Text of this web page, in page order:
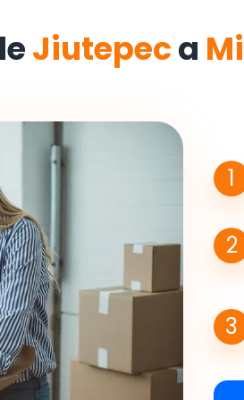
Jiutepeca
1
2
3